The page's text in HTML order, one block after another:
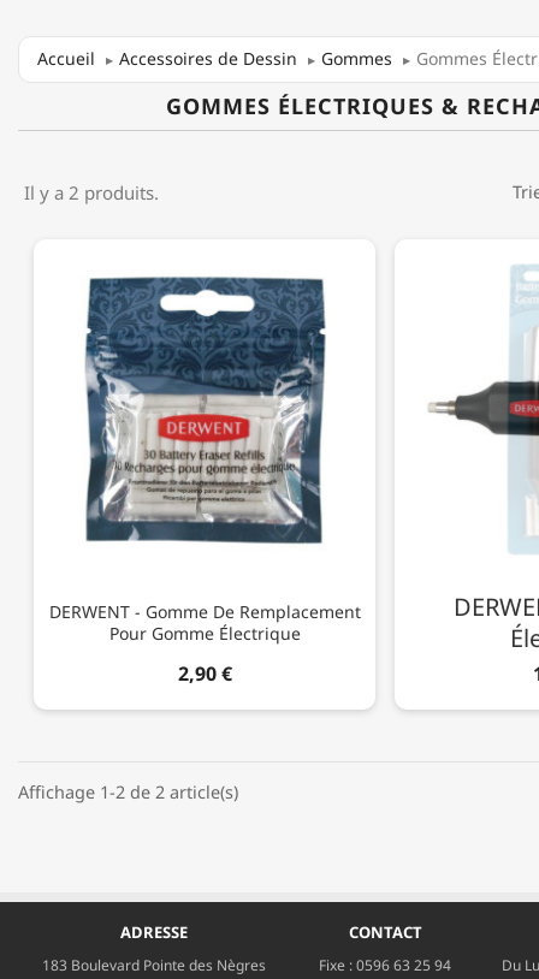
Accueil Accessoires de Dessin Gommes Gommes
GOMMES ÉLECTRIQUES &
Il y a 2 produits.
DERWENT - Gomme De Remplacement
Pour Gomme Électrique
2,90 €
Affichage 1-2 de 2 article(s)
ADRESSE
183 Boulevard Pointe des Nègres
CONTACT
Fixe :0596 63 25 94
Du